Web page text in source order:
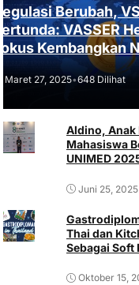
Regulasi Berubah,
Tertunda: VASSER
Fokus Kembangkan
Tantangan Regulasi!
Maret 27, 2025•648 Dilihat
Aldino, Anak
Mahasiswa
UNIMED
Juni 25, 2025
Thai dan
Sebagai Soft
Oktober 15,